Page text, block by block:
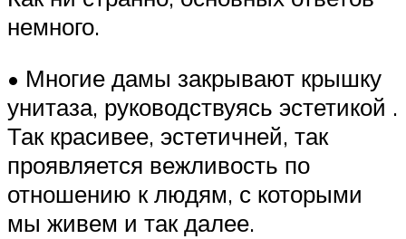
немного.
• Многие дамы закрывают крышку
унитаза, руководствуясь эстетикой .
Так красивее, эстетичней, так
проявляется вежливость по
отношению к людям, с которыми
мы живем и так далее.